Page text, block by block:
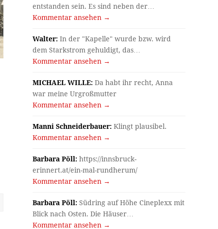
entstanden sein. Es sind neben der…
Kommentar ansehen →
Walter: In der "Kapelle" wurde bzw. wird
dem Starkstrom gehuldigt, das…
Kommentar ansehen →
MICHAEL WILLE: Da habt ihr recht, Anna
war meine Urgroßmutter
Kommentar ansehen →
Manni Schneiderbauer: Klingt plausibel.
Kommentar ansehen →
Barbara Pöll: https://innsbruck-
erinnert.at/ein-mal-rundherum/
Kommentar ansehen →
Barbara Pöll: Südring auf Höhe Cineplexx mit
Blick nach Osten. Die Häuser…
Kommentar ansehen →